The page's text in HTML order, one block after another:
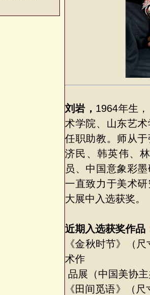
刘岩， 1964年生
术学院、山东艺
任职助教。师从
济民、韩英伟、
员、中国意象彩
一直致力于美术
大展中入选获奖。
近期入选获奖作品
《金秋时节》（
术作
品展（中国美协
《田间觅语》（